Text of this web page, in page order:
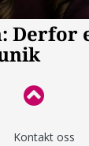
Kontakt oss